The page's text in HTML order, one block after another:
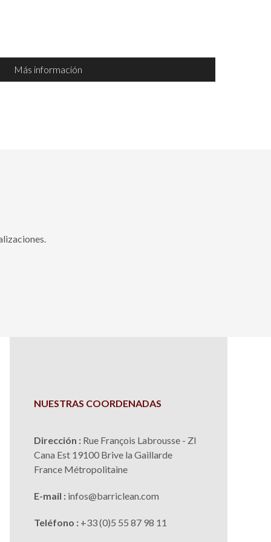
Más información
NUESTRAS COORDENADAS
Dirección : Rue François Labrousse - ZI
Cana Est 19100 Brive la Gaillarde
France Métropolitaine
E-mail : infos@barriclean.com
Teléfono : +33 (0)5 55 87 98 11